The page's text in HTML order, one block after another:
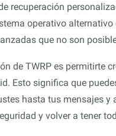
recuperación
operativo
que no son
de TWRP es permitirte
Esto significa que
hasta tus mensajes
y volver a tener